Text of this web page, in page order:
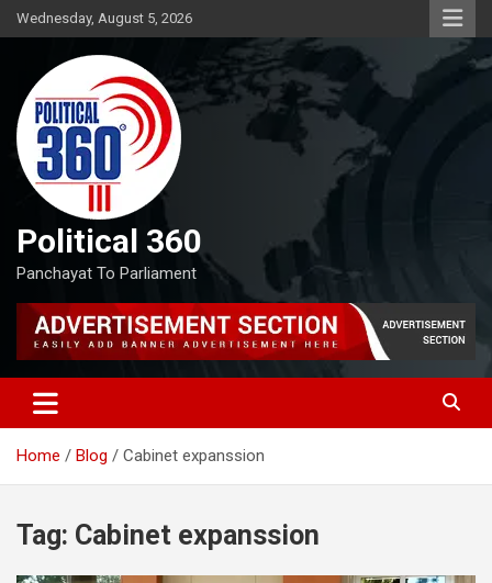
Skip
to
Wednesday, August 5, 2026
Political 360
Panchayat To Parliament
Home Blog Cabinet expanssion
Tag: Cabinet expanssion